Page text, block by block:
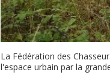
La Fédération des
l'espace urbain par la